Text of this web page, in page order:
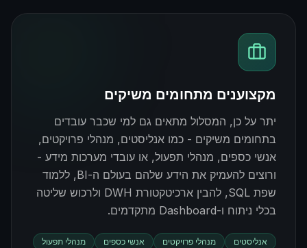
מקצוענים מתחומים משיקים
יתר על כן, המסלול מתאים גם למי שכבר עובדים
בתחומים משיקים - כמו אנליסטים, מנהלי פרויקטים,
אנשי כספים, מנהלי תפעול, או עובדי מערכות מידע -
ורוצים להעמיק את הידע שלהם בעולם ה-BI, ללמוד
שפת SQL, להבין ארכיטקטורת DWH ולרכוש שליטה
בכלי ניתוח ו-Dashboard מתקדמים.
אנליסטים מנהלי פרויקטים אנשי כספים
מנהלי תפעול